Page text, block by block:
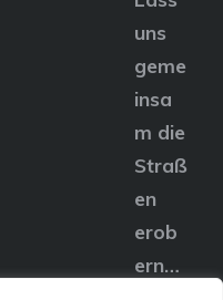
uns
geme
insa
m die
Straß
en
erob
ern…